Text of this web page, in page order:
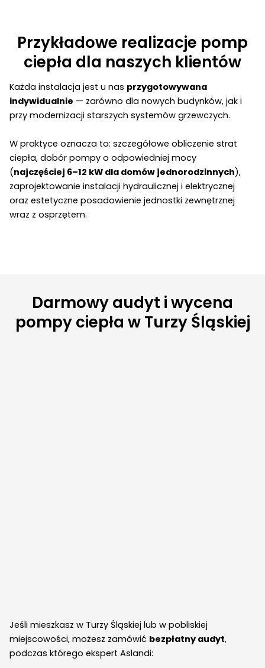
Przykładowe realizacje pomp
ciepła dla naszych klientów
Każda instalacja jest u nas przygotowywana
indywidualnie — zarówno dla nowych budynków, jak i
przy modernizacji starszych systemów grzewczych.
W praktyce oznacza to: szczegółowe obliczenie strat
ciepła, dobór pompy o odpowiedniej mocy
(najczęściej 6–12 kW dla domów jednorodzinnych),
zaprojektowanie instalacji hydraulicznej i elektrycznej
oraz estetyczne posadowienie jednostki zewnętrznej
wraz z osprzętem.
Darmowy audyt i wycena
pompy ciepła w Turzy Śląskiej
Jeśli mieszkasz w Turzy Śląskiej lub w pobliskiej
miejscowości, możesz zamówić bezpłatny audyt,
podczas którego ekspert Aslandi: